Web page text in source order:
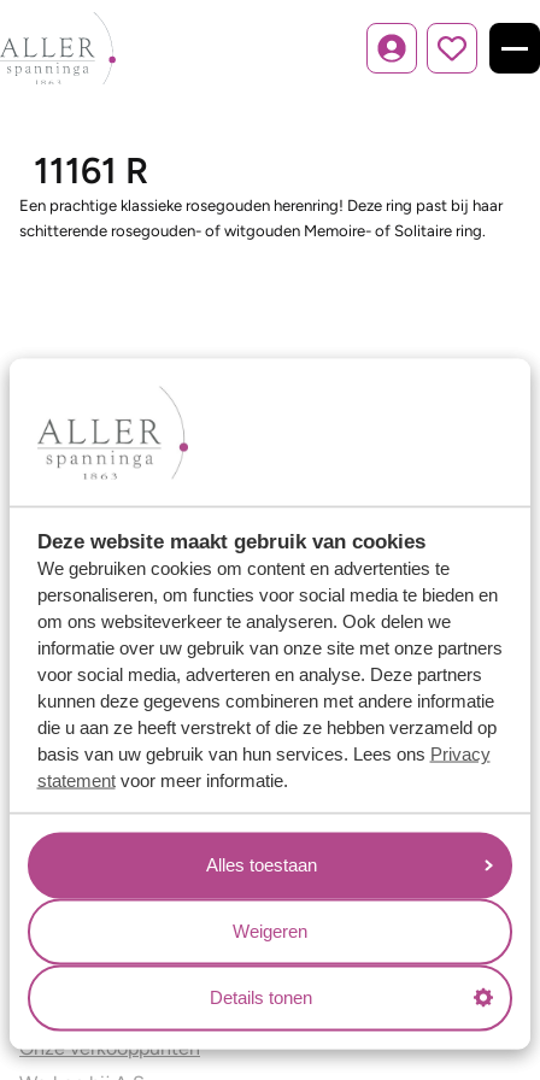
Deze website maakt gebruik van cookies
We gebruiken cookies om content en advertenties te
personaliseren, om functies voor social media te bieden en
om ons websiteverkeer te analyseren. Ook delen we
informatie over uw gebruik van onze site met onze partners
voor social media, adverteren en analyse. Deze partners
kunnen deze gegevens combineren met andere informatie
die u aan ze heeft verstrekt of die ze hebben verzameld op
basis van uw gebruik van hun services. Lees ons Privacy
statementvoor meer informatie.
Alles toestaan
Weigeren
Details tonen
Inloggen
11161 R
Een prachtige klassieke rosegouden herenring! Deze ring past bij haar
schitterende rosegouden- of witgouden Memoire- of Solitaire ring.
Ons aanbod
Trouwringen
Memoireringen
Verlovingsringen
Vriendschapsringen
Over ons
Aller Spanninga
Historie
Certificaten
Blogs
Jouw voordelen
Conflictvrije Materialen
Oneindig veel mogelijkheden
Kwaliteit
Juweliers & Contact
Onze verkooppunten